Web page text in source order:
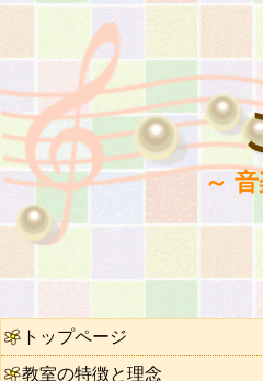
～
トップページ
教室の特徴と理念